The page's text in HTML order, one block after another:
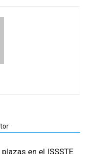
en el ISSSTE